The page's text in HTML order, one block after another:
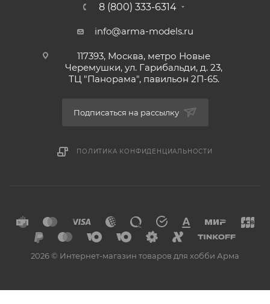
8 (800) 333-6314
info@arma-models.ru
117393, Москва, метро Новые
Черемушки, ул. Гарибальди, д. 23,
ТЦ "Панорама", павильон 2П-65.
Подписаться на рассылку
ПОЛИТИКА КОНФИДЕНЦИАЛЬНОСТИ
2026 © Интернет-магазин товаров для хобби Арма